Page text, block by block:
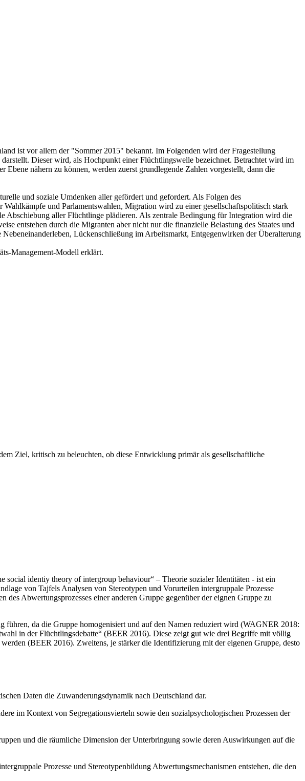
ist vor allem der "Sommer 2015" bekannt. Im Folgenden wird der Fragestellung
Dieser wird, als Hochpunkt einer Flüchtlingswelle bezeichnet. Betrachtet wird im
nähern zu können, werden zuerst grundlegende Zahlen vorgestellt, dann die
und soziale Umdenken aller gefördert und gefordert. Als Folgen des
und Parlamentswahlen, Migration wird zu einer gesellschaftspolitisch stark
Abschiebung aller Flüchtlinge plädieren. Als zentrale Bedingung für Integration wird die
entstehen durch die Migranten aber nicht nur die finanzielle Belastung des Staates und
Lückenschließung im Arbeitsmarkt, Entgegenwirken der Überalterung
Management-Modell erklärt.
Ziel, kritisch zu beleuchten, ob diese Entwicklung primär als gesellschaftliche
identiy theory of intergroup behaviour“ – Theorie sozialer Identitäten - ist ein
von Tajfels Analysen von Stereotypen und Vorurteilen intergruppale Prozesse
Abwertungsprozesses einer anderen Gruppe gegenüber der eignen Gruppe zu
führen, da die Gruppe homogenisiert und auf den Namen reduziert wird (WAGNER 2018:
in der Flüchtlingsdebatte“ (BEER 2016). Diese zeigt gut wie drei Begriffe mit völlig
(BEER 2016). Zweitens, je stärker die Identifizierung mit der eigenen Gruppe, desto
Daten die Zuwanderungsdynamik nach Deutschland dar.
im Kontext von Segregationsvierteln sowie den sozialpsychologischen Prozessen der
und die räumliche Dimension der Unterbringung sowie deren Auswirkungen auf die
Prozesse und Stereotypenbildung Abwertungsmechanismen entstehen, die den